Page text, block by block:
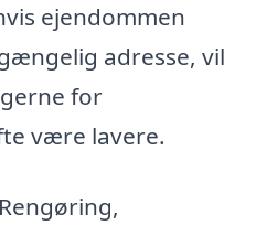
ejendommen
adresse, vil
for
være lavere.
Rengøring,